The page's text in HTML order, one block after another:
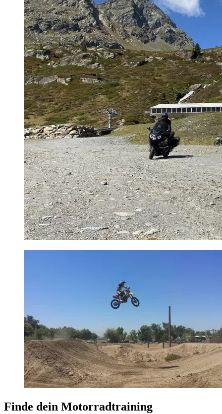
Finde dein Motorradtraining